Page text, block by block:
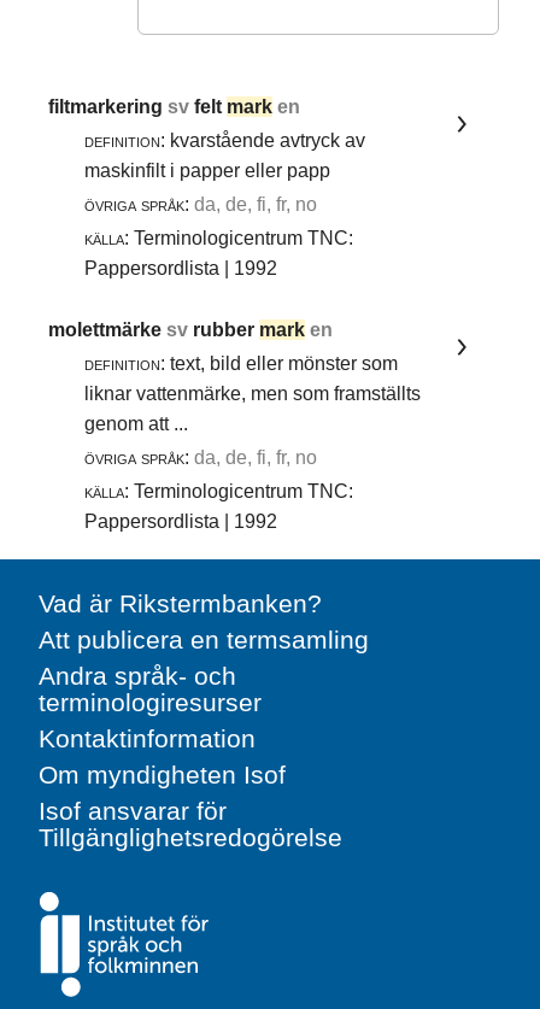
filtmarkeringsvfelt mark en
definition: kvarstående avtryck av
maskinfilt i papper eller papp
övriga språk: da, de, fi, fr, no
källa: Terminologicentrum TNC:
Pappersordlista | 1992
molettmärkesv rubber mark en
definition: text, bild eller mönster som
liknar vattenmärke, men som framställts
genom att ...
övriga språk: da, de, fi, fr, no
källa: Terminologicentrum TNC:
Pappersordlista | 1992
Vad är Rikstermbanken?
Att publicera en termsamling
Andra språk- och
terminologiresurser
Kontaktinformation
Om myndigheten Isof
Isof ansvarar för
Tillgänglighetsredogörelse